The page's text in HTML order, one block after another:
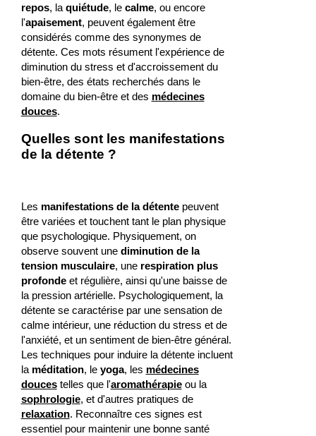
repos, la quiétude, le calme, ou encore
l'apaisement, peuvent également être
considérés comme des synonymes de
détente. Ces mots résument l'expérience de
diminution du stress et d'accroissement du
bien-être, des états recherchés dans le
domaine du bien-être et des médecines
douces.
Quelles sont les manifestations
de la détente ?
Les manifestations de la détentepeuvent
être variées et touchent tant le plan physique
que psychologique. Physiquement, on
observe souvent une diminution de la
tension musculaire, une respiration plus
profondeet régulière, ainsi qu'une baisse de
la pression artérielle. Psychologiquement, la
détente se caractérise par une sensation de
calme intérieur, une réduction du stress et de
l'anxiété, et un sentiment de bien-être général.
Les techniques pour induire la détente incluent
la méditation, le yoga, les médecines
doucestelles que l'aromathérapieou la
sophrologie, et d'autres pratiques de
relaxation. Reconnaître ces signes est
essentiel pour maintenir une bonne santé